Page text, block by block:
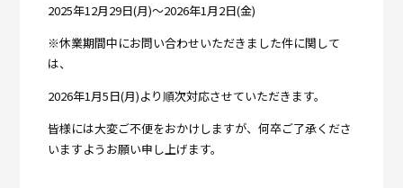
2025年12月29日(月)～2026年1月2日(金)
※休業期間中にお問い合わせいただきました件に関して
は、
2026年1月5日(月)より順次対応させていただきます。
皆様には大変ご不便をおかけしますが、何卒ご了承くださ
いますようお願い申し上げます。